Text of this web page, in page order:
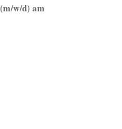
w/d) am